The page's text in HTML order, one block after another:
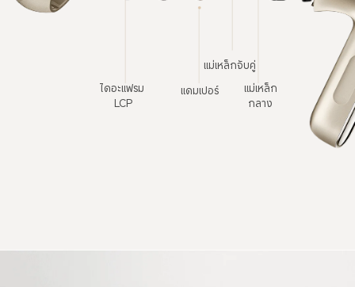
ไดอะแฟรม
LCP
แม่เหล็กจับคู่
แดมเปอร์
แม่เหล็ก
กลาง